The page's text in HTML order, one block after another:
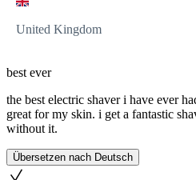
United Kingdom
best ever
the best electric shaver i have ever
great for my skin. i get a fantastic
without it.
Übersetzen nach Deutsch